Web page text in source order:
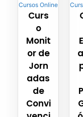
Cursos Online
Curs
o
Monit
or de
Jorn
adas
de
Convi